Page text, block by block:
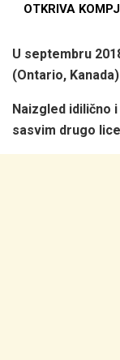
OTKRIVA
U septembru
(Ontario,
Naizgled idilično
sasvim drugo lice